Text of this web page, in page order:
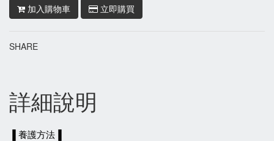
加入購物車 立即購買
SHARE
詳細說明
▐ 養護方法▐